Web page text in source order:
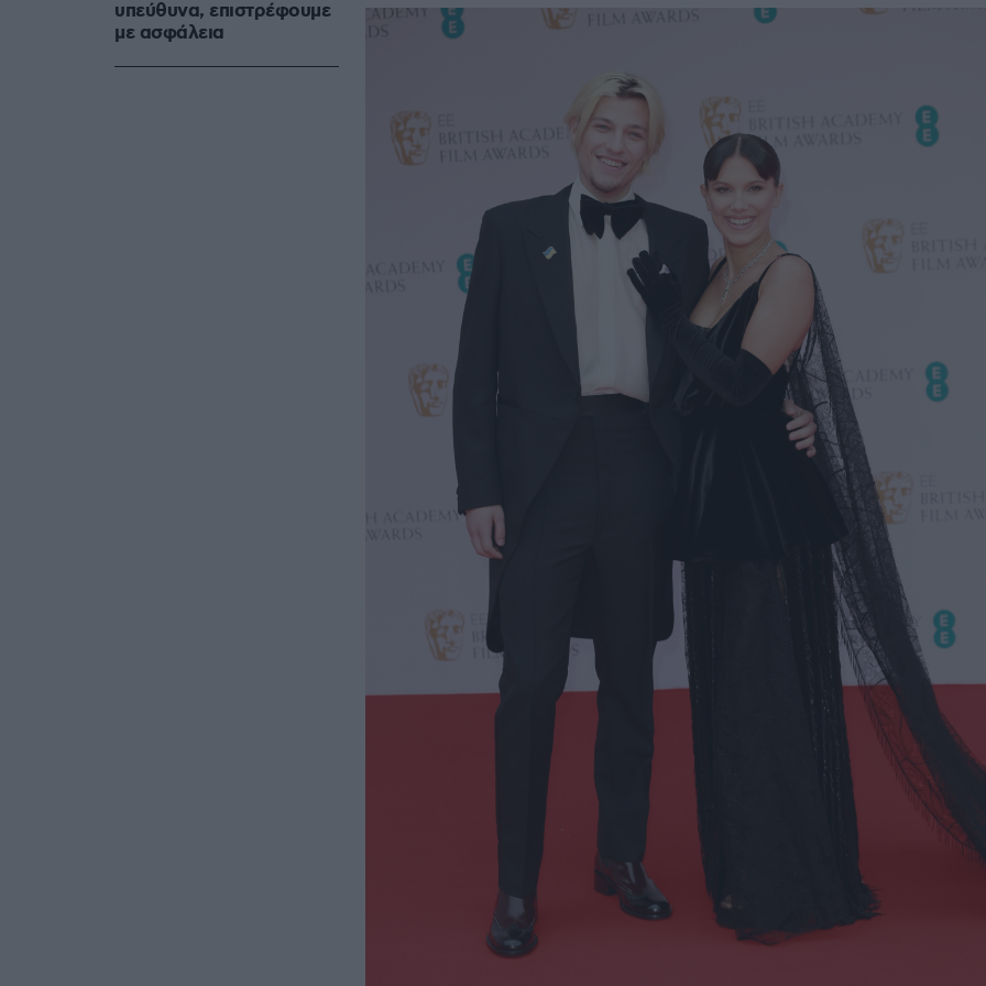
υπεύθυνα, επιστρέφουμε
με ασφάλεια